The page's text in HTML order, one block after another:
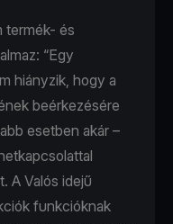
termék- és
“Egy
hiányzik, hogy a
beérkezésére
esetben akár –
A Valós idejű
funkcióknak